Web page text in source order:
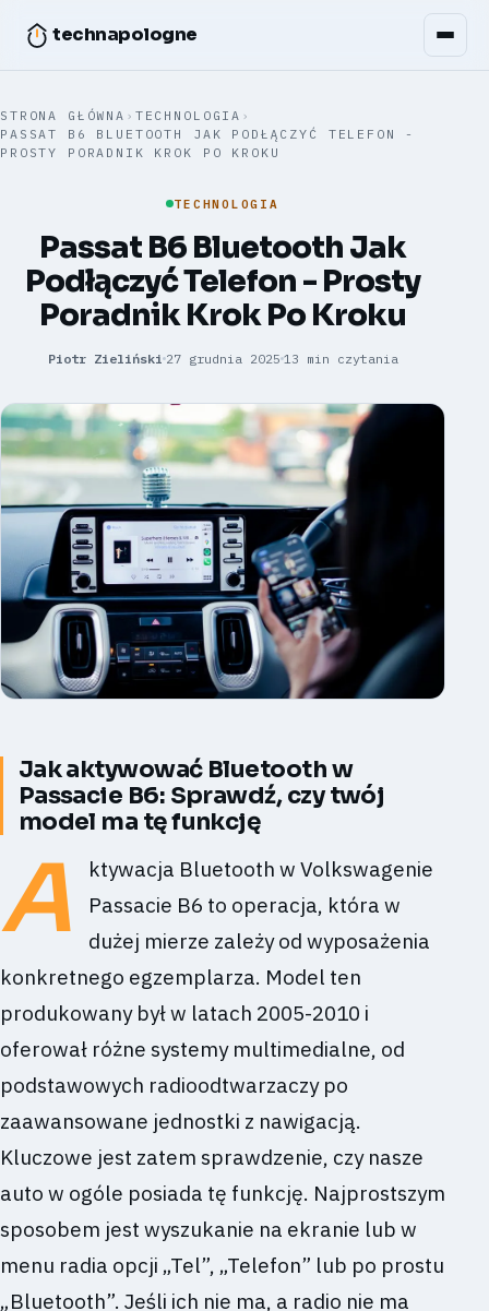
technapologne
STRONA GŁÓWNA › TECHNOLOGIA ›
PASSAT B6 BLUETOOTH JAK PODŁĄCZYĆ TELEFON -
PROSTY PORADNIK KROK PO KROKU
TECHNOLOGIA
Passat B6 Bluetooth Jak
Podłączyć Telefon - Prosty
Poradnik Krok Po Kroku
Piotr Zieliński 27 grudnia 2025 13 min czytania
Jak aktywować Bluetooth w
Passacie B6: Sprawdź, czy twój
model ma tę funkcję
A
ktywacja Bluetooth w Volkswagenie
Passacie B6 to operacja, która w
dużej mierze zależy od wyposażenia
konkretnego egzemplarza. Model ten
produkowany był w latach 2005-2010 i
oferował różne systemy multimedialne, od
podstawowych radioodtwarzaczy po
zaawansowane jednostki z nawigacją.
Kluczowe jest zatem sprawdzenie, czy nasze
auto w ogóle posiada tę funkcję. Najprostszym
sposobem jest wyszukanie na ekranie lub w
menu radia opcji „Tel”, „Telefon” lub po prostu
„Bluetooth”. Jeśli ich nie ma, a radio nie ma